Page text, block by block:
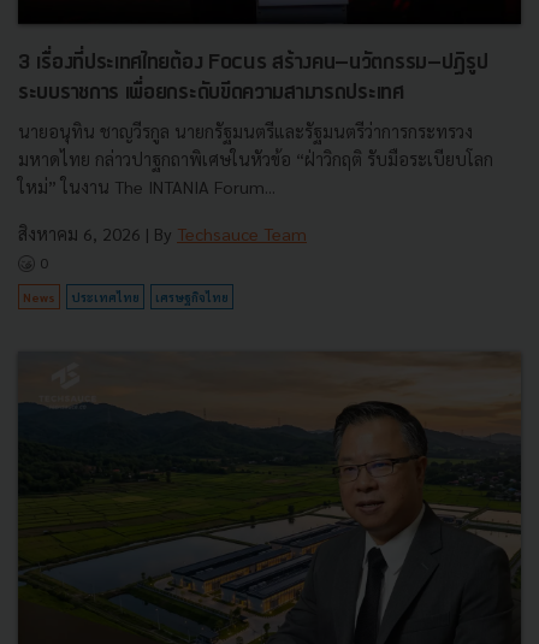
3 เรื่องที่ประเทศไทยต้อง Focus สร้างคน–นวัตกรรม–ปฏิรูป
ระบบราชการ เพื่อยกระดับขีดความสามารถประเทศ
นายอนุทิน ชาญวีรกูล นายกรัฐมนตรีและรัฐมนตรีว่าการกระทรวง
มหาดไทย กล่าวปาฐกถาพิเศษในหัวข้อ “ฝ่าวิกฤติ รับมือระเบียบโลก
ใหม่” ในงาน The INTANIA Forum...
สิงหาคม 6, 2026 | By Techsauce Team
0
News ประเทศไทย เศรษฐกิจไทย